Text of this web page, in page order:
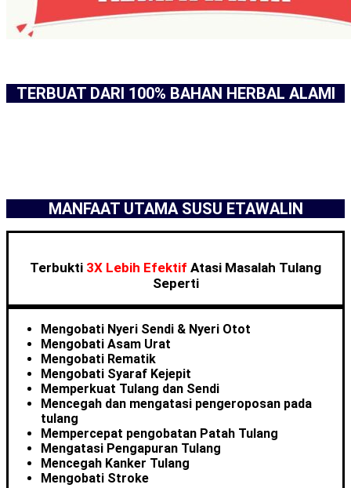
TERBUAT DARI 100% BAHAN HERBAL ALAMI
MANFAAT UTAMA SUSU ETAWALIN
Terbukti 3X Lebih Efektif Atasi Masalah Tulang
Seperti
Mengobati Nyeri Sendi & Nyeri Otot
Mengobati Asam Urat
Mengobati Rematik
Mengobati Syaraf Kejepit
Memperkuat Tulang dan Sendi
Mencegah dan mengatasi pengeroposan pada
tulang
Mempercepat pengobatan Patah Tulang
Mengatasi Pengapuran Tulang
Mencegah Kanker Tulang
Mengobati Stroke